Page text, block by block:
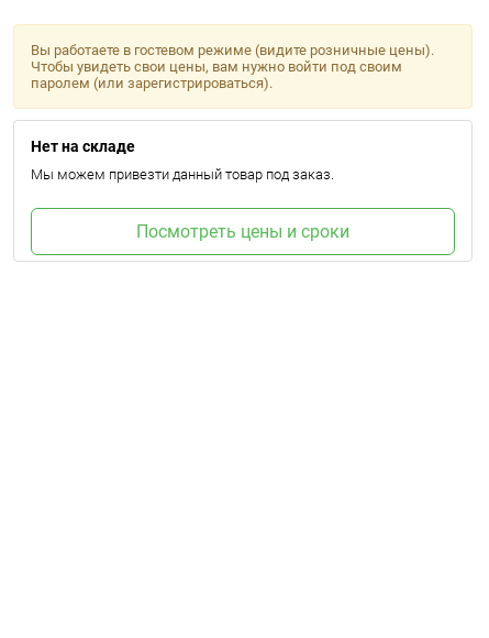
Вы работаете в гостевом режиме (видите розничные цены).
Чтобы увидеть свои цены, вам нужно войти под своим
паролем (или зарегистрироваться).
Нет на складе
Мы можем привезти данный товар под заказ.
Посмотреть цены и сроки